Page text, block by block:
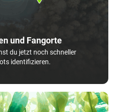
und Fangorte
du jetzt noch schneller
identifizieren.